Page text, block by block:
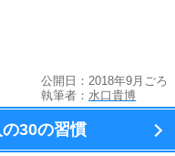
公開日：2018年9月ごろ
執筆者： 水口貴博
30の習慣